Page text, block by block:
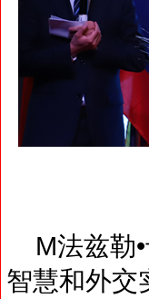
M法兹勒•
智慧和外交